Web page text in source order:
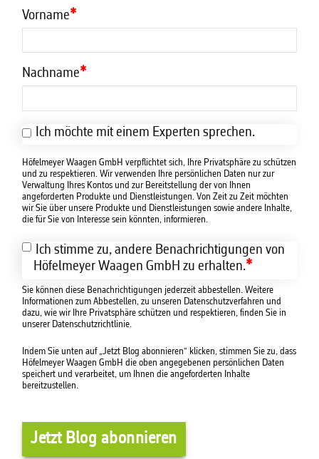
Vorname*
Nachname*
Ich möchte mit einem Experten sprechen.
Höfelmeyer Waagen GmbH verpflichtet sich, Ihre Privatsphäre zu schützen
und zu respektieren. Wir verwenden Ihre persönlichen Daten nur zur
Verwaltung Ihres Kontos und zur Bereitstellung der von Ihnen
angeforderten Produkte und Dienstleistungen. Von Zeit zu Zeit möchten
wir Sie über unsere Produkte und Dienstleistungen sowie andere Inhalte,
die für Sie von Interesse sein könnten, informieren.
Ich stimme zu, andere Benachrichtigungen von
Höfelmeyer Waagen GmbH zu erhalten.*
Sie können diese Benachrichtigungen jederzeit abbestellen. Weitere
Informationen zum Abbestellen, zu unseren Datenschutzverfahren und
dazu, wie wir Ihre Privatsphäre schützen und respektieren, finden Sie in
unserer Datenschutzrichtlinie.
Indem Sie unten auf „Jetzt Blog abonnieren“ klicken, stimmen Sie zu, dass
Höfelmeyer Waagen GmbH die oben angegebenen persönlichen Daten
speichert und verarbeitet, um Ihnen die angeforderten Inhalte
bereitzustellen.